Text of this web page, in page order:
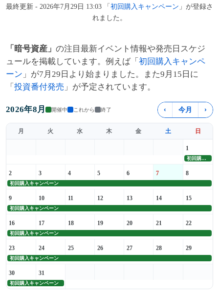
最終更新 - 2026年7月29日 13:03 「初回購入キャンペーン 」が登録さ
れました。
「暗号資産」 の注目最新イベント情報や発売日スケジ
ュールを掲載しています。例えば「 初回購入キャンペ
ーン 」が7月29日より始まりました。また9月15日に
「 投資番付発売 」が予定されています。
2026年8月 開催中 これから 終了 ‹ 今月 ›
月 火 水 木 金 土 日
1
初回購入キャンペーン
2 3 4 5 6 7 8
初回購入キャンペーン
9 10 11 12 13 14 15
初回購入キャンペーン
16 17 18 19 20 21 22
初回購入キャンペーン
23 24 25 26 27 28 29
初回購入キャンペーン
30 31
初回購入キャンペーン